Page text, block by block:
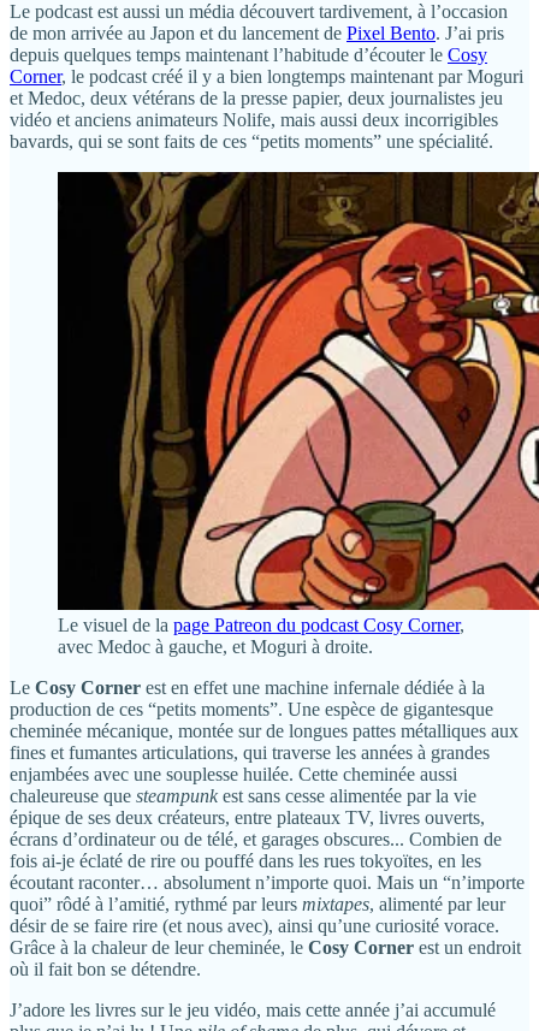
Le podcast est aussi un média découvert tardivement, à l’occasion
de mon arrivée au Japon et du lancement de Pixel Bento. J’ai pris
depuis quelques temps maintenant l’habitude d’écouter le Cosy
Corner, le podcast créé il y a bien longtemps maintenant par Moguri
et Medoc, deux vétérans de la presse papier, deux journalistes jeu
vidéo et anciens animateurs Nolife, mais aussi deux incorrigibles
bavards, qui se sont faits de ces “petits moments” une spécialité.
Le visuel de la page Patreon du podcast Cosy Corner,
avec Medoc à gauche, et Moguri à droite.
Le Cosy Corner est en effet une machine infernale dédiée à la
production de ces “petits moments”. Une espèce de gigantesque
cheminée mécanique, montée sur de longues pattes métalliques aux
fines et fumantes articulations, qui traverse les années à grandes
enjambées avec une souplesse huilée. Cette cheminée aussi
chaleureuse que steampunk est sans cesse alimentée par la vie
épique de ses deux créateurs, entre plateaux TV, livres ouverts,
écrans d’ordinateur ou de télé, et garages obscures... Combien de
fois ai-je éclaté de rire ou pouffé dans les rues tokyoïtes, en les
écoutant raconter… absolument n’importe quoi. Mais un “n’importe
quoi” rôdé à l’amitié, rythmé par leurs mixtapes, alimenté par leur
désir de se faire rire (et nous avec), ainsi qu’une curiosité vorace.
Grâce à la chaleur de leur cheminée, le Cosy Corner est un endroit
où il fait bon se détendre.
J’adore les livres sur le jeu vidéo, mais cette année j’ai accumulé